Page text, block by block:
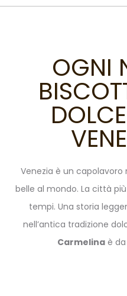
OGNI
Venezia è un
belle al mondo. La città
tempi. Una storia
nell’antica tradizione
Carmelina è